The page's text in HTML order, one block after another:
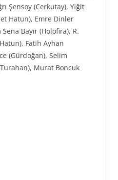
Şensoy (Cerkutay), Yiğit
Hatun), Emre Dinler
Bayır (Holofira), R.
Fatih Ayhan
(Gürdoğan), Selim
Murat Boncuk